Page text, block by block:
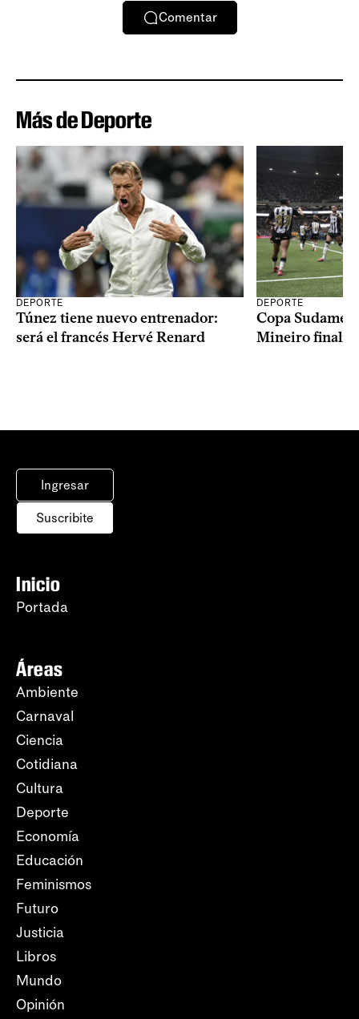
Comentar
Más de Deporte
DEPORTE
Túnez tiene nuevo entrenador:
será el francés Hervé Renard
DEPORTE
Copa
Mineiro
Ingresar
Suscribite
Inicio
Portada
Áreas
Ambiente
Carnaval
Ciencia
Cotidiana
Cultura
Deporte
Economía
Educación
Feminismos
Futuro
Justicia
Libros
Mundo
Opinión